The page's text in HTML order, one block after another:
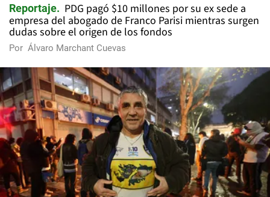
Reportaje
PDG pagó $10 millones por su ex sede a
empresa del abogado de Franco Parisi mientras surgen
dudas sobre el origen de los fondos
Por Álvaro Marchant Cuevas